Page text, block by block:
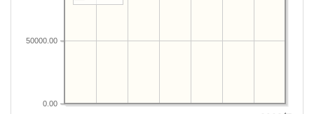
0.00
50000.00